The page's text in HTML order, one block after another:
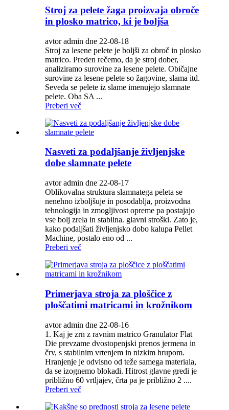
Stroj za pelete žaga proizvaja obroče
in plosko matrico, ki je boljša
avtor admin dne 22-08-18
Stroj za lesene pelete je boljši za obroč in plosko
matrico. Preden rečemo, da je stroj dober,
analiziramo surovine za lesene pelete. Običajne
surovine za lesene pelete so žagovine, slama itd.
Seveda se pelete iz slame imenujejo slamnate
pelete. Oba SA ...
Preberi več
Nasveti za podaljšanje življenjske
dobe slamnate pelete
avtor admin dne 22-08-17
Oblikovalna struktura slamnatega peleta se
nenehno izboljšuje in posodablja, proizvodna
tehnologija in zmogljivost opreme pa postajajo
vse bolj zrela in stabilna. glavni stroški. Zato je,
kako podaljšati življenjsko dobo kalupa Pellet
Machine, postalo eno od ...
Preberi več
Primerjava stroja za ploščice z
ploščatimi matricami in krožnikom
avtor admin dne 22-08-16
1. Kaj je zrn z ravnim matrico Granulator Flat
Die prevzame dvostopenjski prenos jermena in
črv, s stabilnim vrtenjem in nizkim hrupom.
Hranjenje je odvisno od teže samega materiala,
da se izognemo blokadi. Hitrost glavne gredi je
približno 60 vrtljajev, črta pa je približno 2 ....
Preberi več